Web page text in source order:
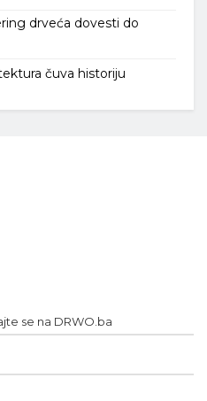
drveća dovesti do
čuva historiju
se na DRWO.ba